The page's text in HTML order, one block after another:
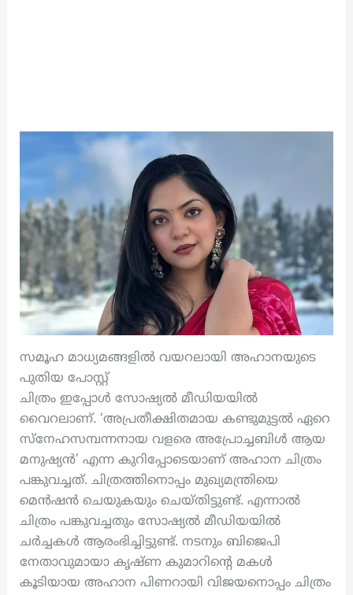
സമൂഹ മാധ്യമങ്ങളിൽ വയറലായി അഹാനയുടെ
പുതിയ പോസ്റ്റ്
ചിത്രം ഇപ്പോൾ സോഷ്യൽ മീഡിയയിൽ
വൈറലാണ്. ‘അപ്രതീക്ഷിതമായ കണ്ടുമുട്ടല്‍ ഏറെ
സ്നേഹസമ്പന്നനായ വളരെ അപ്രോച്ചബിൾ ആയ
മനുഷ്യൻ’ എന്ന കുറിപ്പോടെയാണ് അഹാന ചിത്രം
പങ്കുവച്ചത്. ചിത്രത്തിനൊപ്പം മുഖ്യമന്ത്രിയെ
മെന്‍ഷന്‍ ചെയുകയും ചെയ്തിട്ടുണ്ട്. എന്നാൽ
ചിത്രം പങ്കുവച്ചതും സോഷ്യൽ മീഡിയയിൽ
ചർച്ചകൾ ആരംഭിച്ചിട്ടുണ്ട്. നടനും ബിജെപി
നേതാവുമായാ കൃഷ്ണ കുമാറിന്റെ മകൾ
കൂടിയായ അഹാന പിണറായി വിജയനൊപ്പം ചിത്രം